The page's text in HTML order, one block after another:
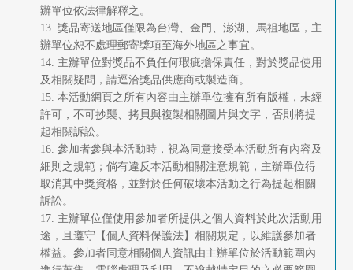
辦單位依法律解釋之。
13. 獎品寄送地區僅限為台灣、金門、澎湖、馬祖地區，主
辦單位恕不處理郵寄獎項至海外地區之事宜。
14. 主辦單位對獎品不負任何瑕疵擔保責任，對於獎品使用
及相關疑問，請逕洽獎品供應商或製造商。
15. 本活動網頁之所有內容由主辦單位擁有所有版權，未經
許可，不可抄襲、拷貝與複製相關圖片與文字，否則將提
起相關訴訟。
16. 參加者參與本活動時，視為同意接受本活動所有內容及
細則之規範；倘有違反本活動相關注意規範，主辦單位得
取消其中獎資格，並對於任何破壞本活動之行為提起相關
訴訟。
17. 主辦單位僅使用參加者所提供之個人資料於此次活動用
途，且遵守【個人資料保護法】相關規定，以維護參加者
權益。參加者同意相關個人資訊由主辦單位於活動範圍內